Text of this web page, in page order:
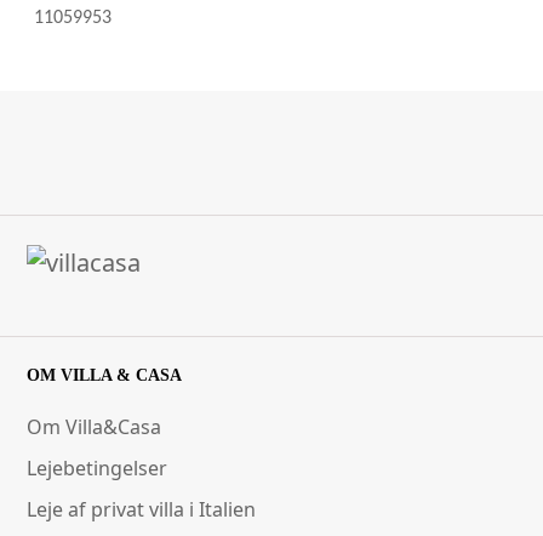
11059953
OM VILLA & CASA
Om Villa&Casa
Lejebetingelser
Leje af privat villa i Italien